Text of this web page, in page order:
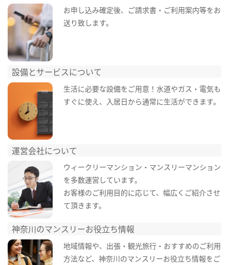
お申し込み確定後、ご請求書・ご利用案内等をお
送り致します。
設備とサービスについて
生活に必要な設備をご用意！水道やガス・電気も
すぐに使え、入居日から通常に生活ができます。
運営会社について
ウィークリーマンション・マンスリーマンション
を多数運営しています。
お客様のご利用目的に応じて、幅広くご紹介させ
て頂きます。
神奈川のマンスリーお役立ち情報
地域情報や、出張・観光旅行・おすすめのご利用
方法など、神奈川のマンスリーお役立ち情報をご